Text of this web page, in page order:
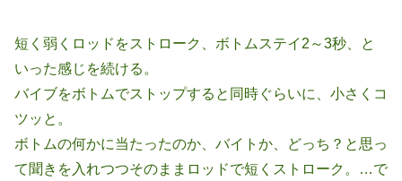
短く弱くロッドをストローク、ボトムステイ2～3秒、と
いった感じを続ける。
バイブをボトムでストップすると同時ぐらいに、小さくコ
ツッと。
ボトムの何かに当たったのか、バイトか、どっち？と思っ
て聞きを入れつつそのままロッドで短くストローク。…で